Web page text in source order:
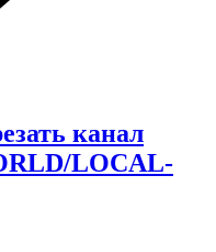
канал
LOCAL-